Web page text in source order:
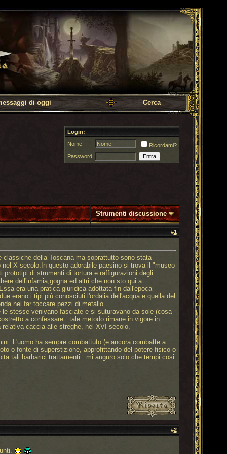
di oggi Cerca
Login:
Nome
Ricordami?
Password
Strumenti discussione
#1
della Toscana ma soprattutto sono stata
X secolo.In questo adorabile paesino si trova il "museo
prototipi di strumenti di tortura e raffigurazioni degli
dell'infamia,gogna ed altri che non sto qui a
era una pratica giuridica adottata fin dall'epoca
erano i tipi più conosciuti:l'ordalia dell'acqua e quella del
nel far toccare pezzi di metallo
stesse venivano fasciate e si suturavano da sole (cosa
a confessare...tale metodo rimane in vigore in
caccia alle streghe, nel XVI secolo.
L'uomo ha sempre combattuto (e ancora combatte a
o fonte di superstizione, approfittando del potere fisico o
tali barbarici trattamenti...mi auguro solo che tempi cosi
#2